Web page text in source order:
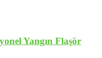
Yangın Flaşör